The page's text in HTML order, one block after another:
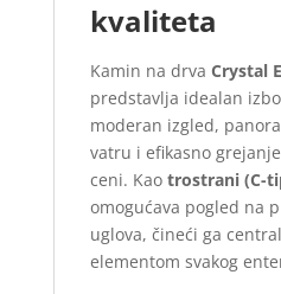
U padajućem
odaberite cenu
kvaliteta
Kamin na drva Crystal
predstavlja idealan
moderan izgled,
vatru i efikasno
ceni. Kao trostrani (C-
omogućava pogled na
uglova, čineći ga
elementom svakog